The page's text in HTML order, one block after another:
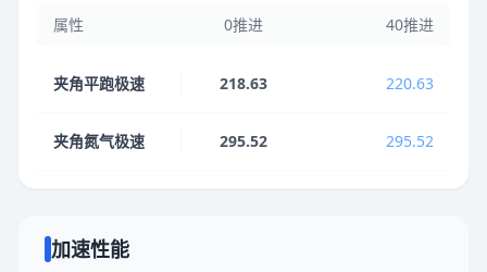
属性 0推进 40推进
夹角平跑极速 218.63 220.63
夹角氮气极速 295.52 295.52
加速性能